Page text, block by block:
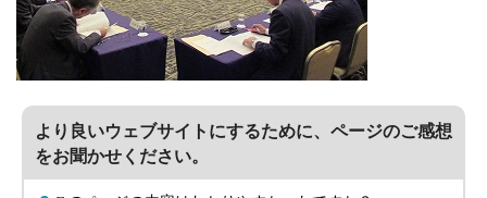
より良いウェブサイトにするために、ページのご感想
をお聞かせください。